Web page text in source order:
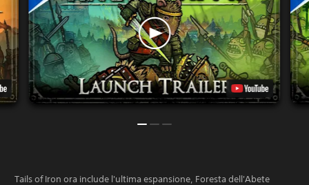
Tails of Iron ora include l'ultima espansione, Foresta dell'Abete